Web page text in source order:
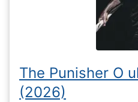
The Punisher O
(2026)